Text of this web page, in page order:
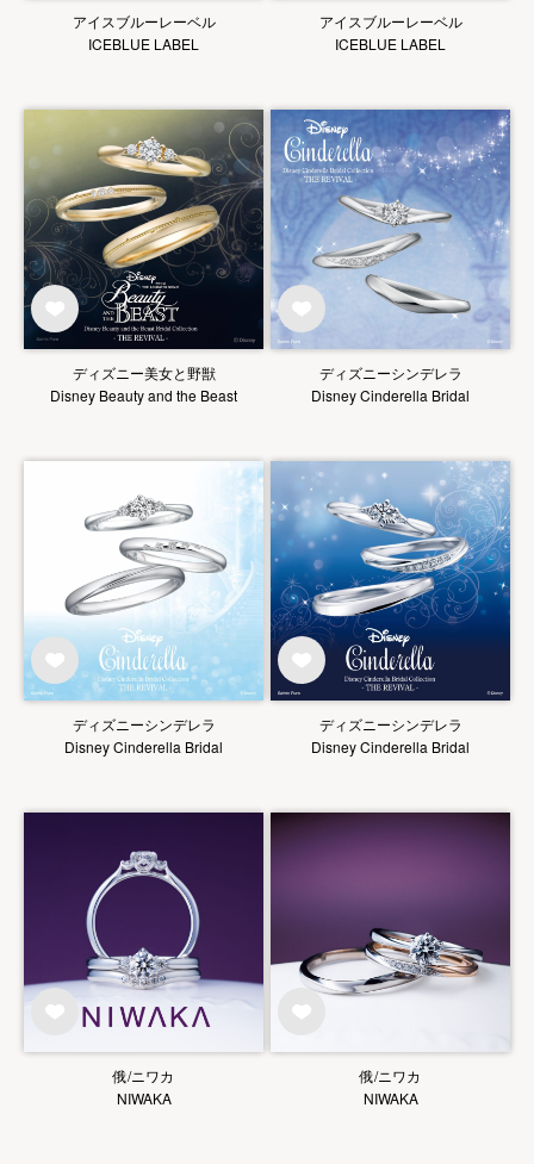
アイスブルーレーベル
ICEBLUE LABEL
アイスブルーレーベル
ICEBLUE LABEL
ディズニー美女と野獣
Disney Beauty and the Beast
ディズニーシンデレラ
Disney Cinderella Bridal
ディズニーシンデレラ
Disney Cinderella Bridal
ディズニーシンデレラ
Disney Cinderella Bridal
俄/ニワカ
NIWAKA
俄/ニワカ
NIWAKA